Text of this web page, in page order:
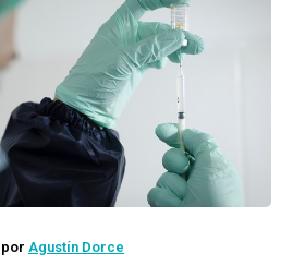
por Agustín Dorce